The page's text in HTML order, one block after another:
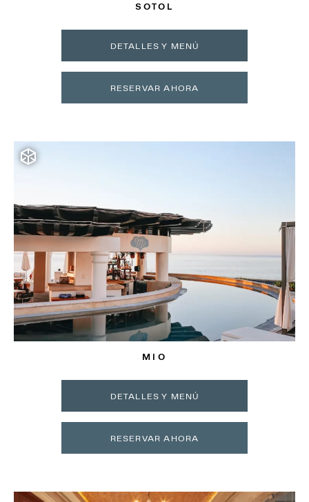
SOTOL
DETALLES Y MENÚ
RESERVAR AHORA
MIO
DETALLES Y MENÚ
RESERVAR AHORA